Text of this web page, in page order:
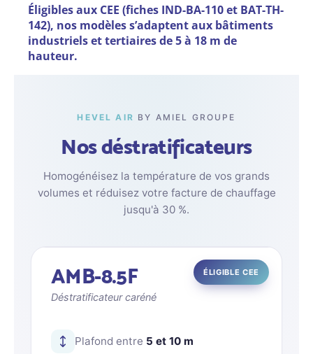
Éligibles aux CEE (fiches IND-BA-110 et BAT-TH-
142), nos modèles s’adaptent aux bâtiments
industriels et tertiaires de 5 à 18 m de
hauteur.
HEVEL AIR BY AMIEL GROUPE
Nos déstratificateurs
Homogénéisez la température de vos grands
volumes et réduisez votre facture de chauffage
jusqu'à 30 %.
ÉLIGIBLE CEE
AMB-8.5F
Déstratificateur caréné
Plafond entre 5 et 10 m